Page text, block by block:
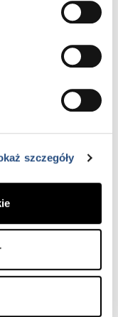
szczegóły
Ciebie
trasie
elegancja
XC90 Black
jest